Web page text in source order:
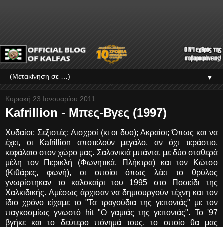
▼
Κυριακή 23 Ιανουαρίου 2011
Kafrillion - Μπες-Bγες (1997)
Χυδαίοι; Σεξιστές; Αισχροί (κι οι δυο); Ακραίοι; Όπως και να
έχει, οι Kafrillion αποτελούν μεγάλο, αν όχι τεράστιο,
κεφάλαιο στον χώρο μας. Σαλονικιά μπάντα, με δύο σταθερά
μέλη τον Περικλή (Φωνητικά, Πλήκτρα) και τον Κώτσο
(Kιθάρες, φωνή), οι οποίοι όπως λέει το θρύλος
γνωρίστηκαν το καλοκαίρι του 1995 στο Ποσείδι της
Χαλκιδικής. Αμέσως άρχισαν να δημιουργούν τέχνη και τον
ίδιο χρόνο είχαμε το "Τα τραγούδια της γειτονιάς" με τον
παγκοσμίως γνωστό hit "Ο γαμιάς της γειτονιάς". Το '97
βγήκε και το δεύτερο πόνημά τους, το οποίο θα μας